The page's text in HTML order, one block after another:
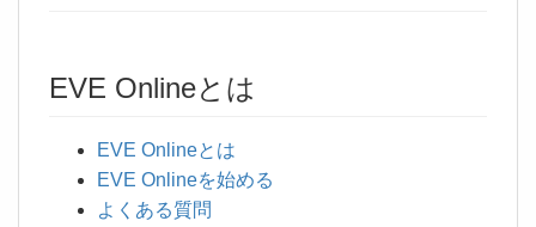
EVE Onlineとは
EVE Onlineとは
EVE Onlineを始める
よくある質問